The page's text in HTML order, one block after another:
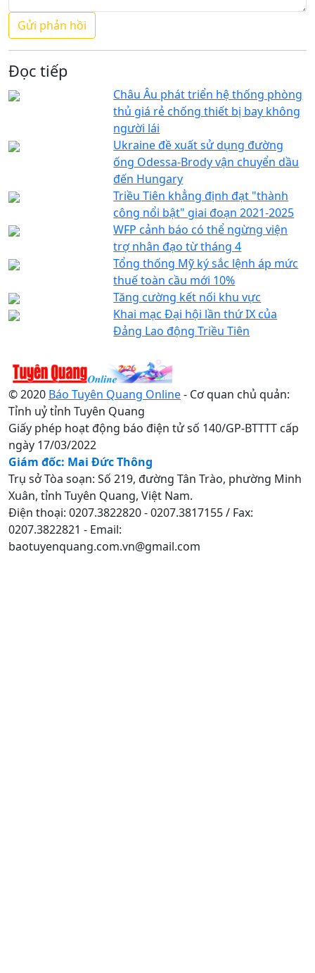
Đọc tiếp
Châu Âu phát triển hệ thống phòng
thủ giá rẻ chống thiết bị bay không
người lái
Ukraine đề xuất sử dụng đường
ống Odessa-Brody vận chuyển dầu
đến Hungary
Triều Tiên khẳng định đạt "thành
công nổi bật" giai đoạn 2021-2025
WFP cảnh báo có thể ngừng viện
trợ nhân đạo từ tháng 4
Tổng thống Mỹ ký sắc lệnh áp mức
thuế toàn cầu mới 10%
Tăng cường kết nối khu vực
Khai mạc Đại hội lần thứ IX của
Đảng Lao động Triều Tiên
© 2020 Báo Tuyên Quang Online- Cơ quan chủ quản:
Tỉnh uỷ tỉnh Tuyên Quang
Giấy phép hoạt động báo điện tử số 140/GP-BTTTT cấp
ngày 17/03/2022
Giám đốc: Mai Đức Thông
Trụ sở Tòa soạn: Số 219, đường Tân Trào, phường Minh
Xuân, tỉnh Tuyên Quang, Việt Nam.
Điện thoại: 0207.3822820 - 0207.3817155 / Fax:
0207.3822821 - Email:
baotuyenquang.com.vn@gmail.com